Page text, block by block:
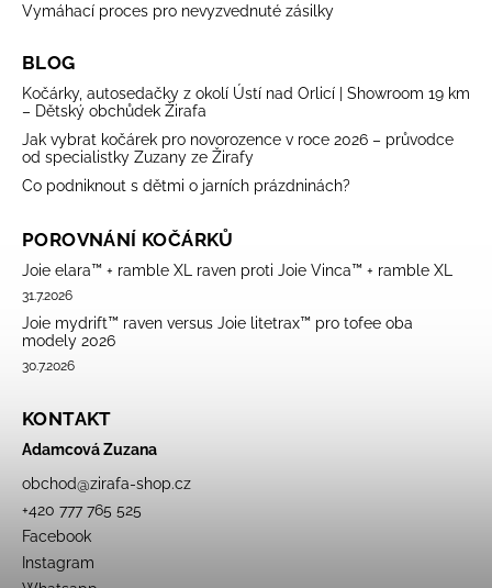
Vymáhací proces pro nevyzvednuté zásilky
BLOG
Kočárky, autosedačky z okolí Ústí nad Orlicí | Showroom 19 km
– Dětský obchůdek Žirafa
Jak vybrat kočárek pro novorozence v roce 2026 – průvodce
od specialistky Zuzany ze Žirafy
Co podniknout s dětmi o jarních prázdninách?
POROVNÁNÍ KOČÁRKŮ
Joie elara™ + ramble XL raven proti Joie Vinca™ + ramble XL
31.7.2026
Joie mydrift™ raven versus Joie litetrax™ pro tofee oba
modely 2026
30.7.2026
KONTAKT
Adamcová Zuzana
obchod@zirafa-shop.cz
+420 777 765 525
Facebook
Instagram